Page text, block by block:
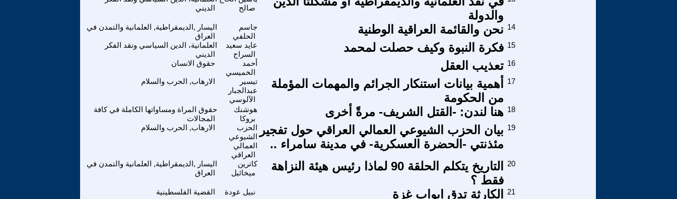
الديني
صالح
والدولة
اليسار ,الديمقراطية, العلمانية والتمدن في
العراق
جاسم
الحلفي
نحن والقائمة العراقية الوطنية 14
العلمانية، الدين السياسي ونقد الفكر
الديني
عايد سعيد
السراج
فكرة النبوة وكيف حصلت لمحمد 15
حقوق الانسان
أحمد
الخميسي
تعذيب العقل 16
الارهاب, الحرب والسلام
تيسير
عبدالجبار
الآلوسي
أهمية بيانات استنكار الجرائم والمهمات المؤملة
من الحكومة
17
حقوق المراة ومساواتها الكاملة في كافة
المجالات
هوشنك
بروكا
هنا لندن: -القتل الشريف- مرةً أخرى 18
الارهاب, الحرب والسلام
الحزب
الشيوعي
العمالي
العراقي
بيان الحزب الشيوعي العمالي العراقي حول تفجير
مئذنتي -الحضرة العسكرية- في مدينة سامراء ..
19
اليسار ,الديمقراطية, العلمانية والتمدن في
العراق
كاترين
ميخائيل
التاريخ يتكلم الحلقة 90 لماذا رئيس هيئة النزاهة
فقط ؟
20
القضية الفلسطينية نبيل عودة الكارثة تدق ابواب غزة
21